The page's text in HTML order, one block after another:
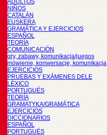
ADULTOS
NIÑOS
CATALÁN
EUSKERA
GRAMÁTICA Y EJERCICIOS
ESPAÑOL
TEORÍA
COMUNICACIÓN
gry, zabawy, komunikacja/juegos
mówienie, konwersacje, komunikacja
EJERCICIOS
PRUEBAS Y EXÁMENES DELE
LÉXICO
PORTUGUÉS
TEORÍA
GRAMATYKA/GRAMÁTICA
EJERCICIOS
DICCIONARIOS
ESPAÑOL
PORTUGUÉS